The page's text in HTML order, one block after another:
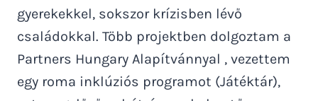
gyerekekkel, sokszor krízisben lévő
családokkal. Több projektben dolgoztam a
Partners Hungary Alapítvánnyal , vezettem
egy roma inklúziós programot (Játéktár),